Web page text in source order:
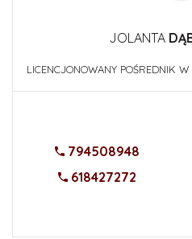
JOLANTA
LICENCJONOWANY POŚREDNIK
794508948
618427272